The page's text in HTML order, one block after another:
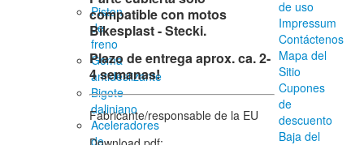
Piston
de
freno
Goma
antideslizante
Bigote
daliniano
Aceleradores
de
compatible con motos
Bikesplast - Stecki.
Plazo de entrega aprox. ca. 2-
4 semanas!
Fabricante/responsable de la EU
de uso
Impressum
Contáctenos
Mapa del
Sitio
Cupones
de
descuento
Baja del